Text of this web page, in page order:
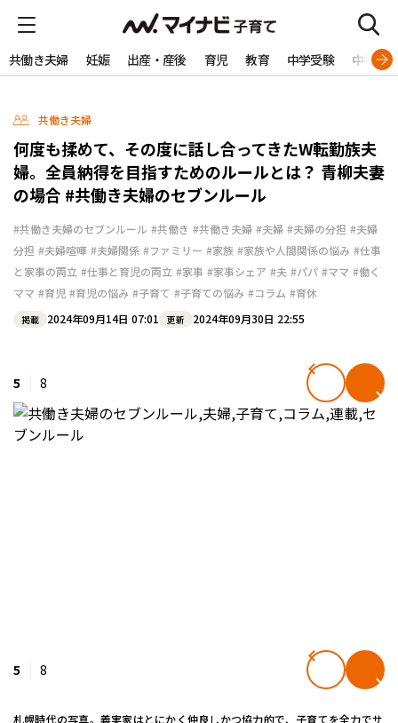
共働き夫婦 妊娠 出産・産後 育児 教育 中学受験 中学生
共働き夫婦
何度も揉めて、その度に話し合ってきたW転勤族夫
婦。全員納得を目指すためのルールとは？ 青柳夫妻
の場合 #共働き夫婦のセブンルール
#共働き夫婦のセブンルール #共働き #共働き夫婦 #夫婦 #夫婦の分担 #夫婦
分担 #夫婦喧嘩 #夫婦関係 #ファミリー #家族 #家族や人間関係の悩み #仕事
と家事の両立 #仕事と育児の両立 #家事 #家事シェア #夫 #パパ #ママ #働く
ママ #育児 #育児の悩み #子育て #子育ての悩み #コラム #育休
掲載 2024年09月14日 07:01 更新 2024年09月30日 22:55
5 8
5 8
札幌時代の写真。義実家はとにかく仲良しかつ協力的で、子育てを全力でサ